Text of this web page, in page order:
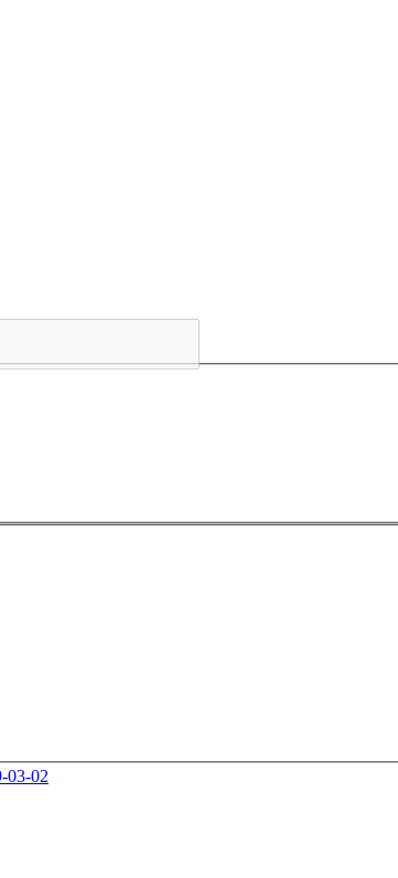
03-02